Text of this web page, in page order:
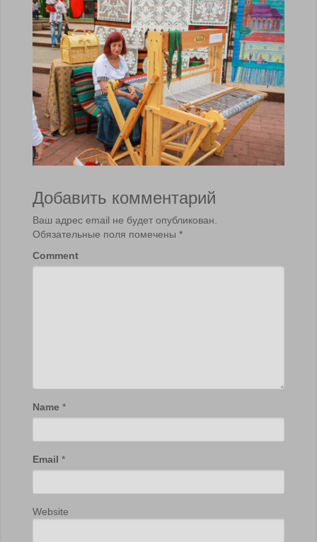
Добавить комментарий
Ваш адрес email не будет опубликован.
Обязательные поля помечены *
Comment
Name *
Email *
Website